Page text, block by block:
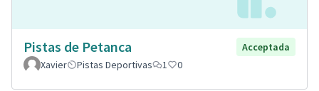
Pistas de Petanca
Acceptada
Xavier
Pistas Deportivas 1 0